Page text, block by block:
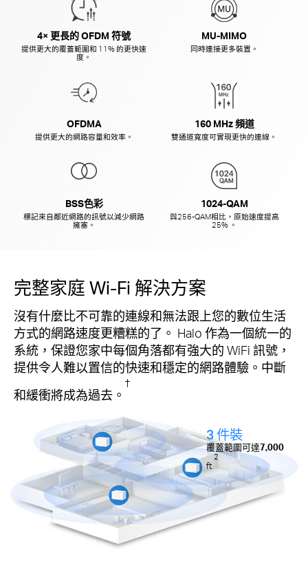
4× 更長的 OFDM 符號
提供更大的覆蓋範圍和 11% 的更快速
度。
MU-MIMO
同時連接更多裝置。
OFDMA
提供更大的網路容量和效率。
160 MHz 頻道
雙通道寬度可實現更快的連線。
BSS色彩
標記來自鄰近網路的訊號以減少網路
擁塞。
1024-QAM
與256-QAM相比，原始速度提高
25% 。
完整家庭 Wi-Fi 解決方案
沒有什麼比不可靠的連線和無法跟上您的數位生活
方式的網路速度更糟糕的了。 Halo 作為一個統一的
系統，保證您家中每個角落都有強大的 WiFi 訊號，
提供令人難以置信的快速和穩定的網路體驗。中斷
和緩衝將成為過去。
†
3 件裝
覆蓋範圍可達7,000
ft
2